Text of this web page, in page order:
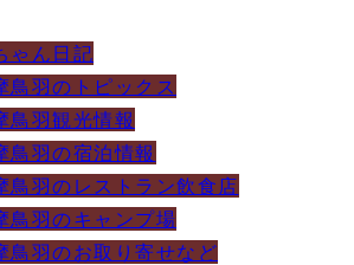
ゃん日記
鳥羽のトピックス
鳥羽観光情報
鳥羽の宿泊情報
鳥羽のレストラン飲食店
鳥羽のキャンプ場
鳥羽のお取り寄せなど